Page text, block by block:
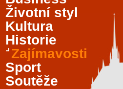
Životní styl
Kultura
Historie
Zajímavosti
Sport
Soutěže